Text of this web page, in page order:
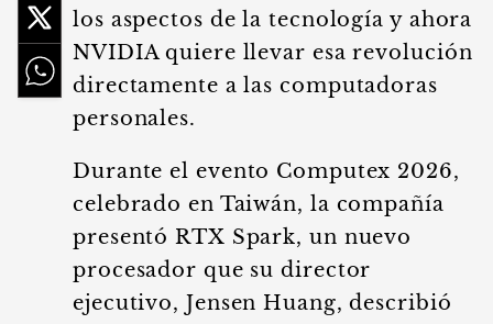
los aspectos de la tecnología y ahora
NVIDIA quiere llevar esa revolución
directamente a las computadoras
personales.
Durante el evento Computex 2026,
celebrado en Taiwán, la compañía
presentó RTX Spark, un nuevo
procesador que su director
ejecutivo, Jensen Huang, describió